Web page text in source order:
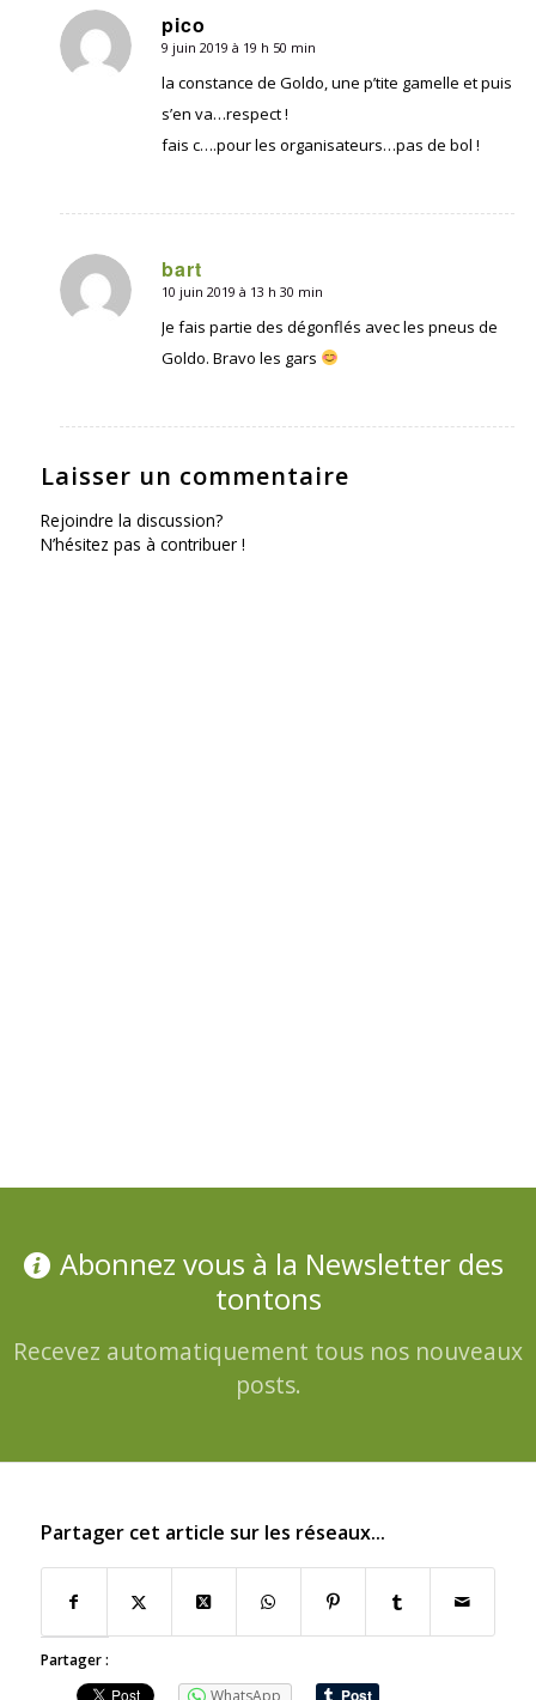
pico
dit
:
9 juin 2019 à 19 h 50 min
la constance de Goldo, une p’tite gamelle et puis
s’en va…respect !
fais c….pour les organisateurs…pas de bol !
bart
dit
:
10 juin 2019 à 13 h 30 min
Je fais partie des dégonflés avec les pneus de
Goldo. Bravo les gars
Laisser un commentaire
Rejoindre la discussion?
N’hésitez pas à contribuer !
Abonnez vous à la Newsletter des
tontons
Recevez automatiquement tous nos nouveaux
posts.
Partager cet article sur les réseaux...
Partager :